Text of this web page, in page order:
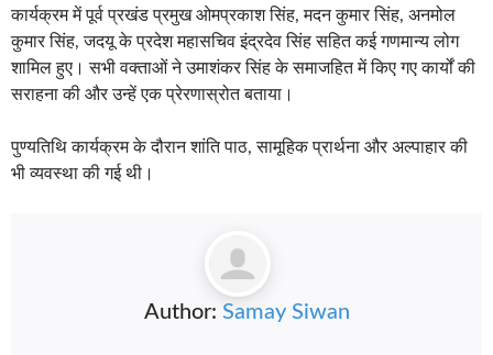
कार्यक्रम में पूर्व प्रखंड प्रमुख ओमप्रकाश सिंह, मदन कुमार सिंह, अनमोल
कुमार सिंह, जदयू के प्रदेश महासचिव इंद्रदेव सिंह सहित कई गणमान्य लोग
शामिल हुए। सभी वक्ताओं ने उमाशंकर सिंह के समाजहित में किए गए कार्यों की
सराहना की और उन्हें एक प्रेरणास्रोत बताया।
पुण्यतिथि कार्यक्रम के दौरान शांति पाठ, सामूहिक प्रार्थना और अल्पाहार की
भी व्यवस्था की गई थी।
Author: Samay Siwan